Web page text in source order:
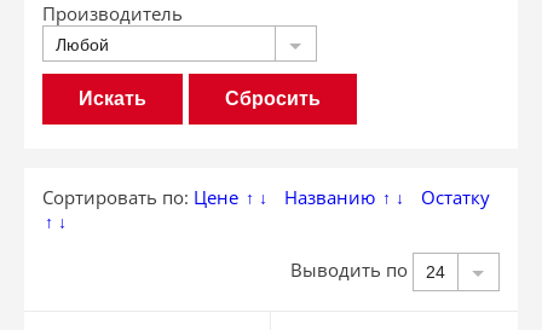
Производитель
Любой
Сбросить
Сортировать по: Цене ↑ ↓ Названию ↑ ↓ Остатку
↑ ↓
Выводить по 24